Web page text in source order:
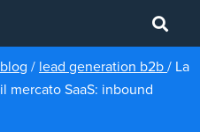
/ lead generation b2b / La
mercato SaaS: inbound